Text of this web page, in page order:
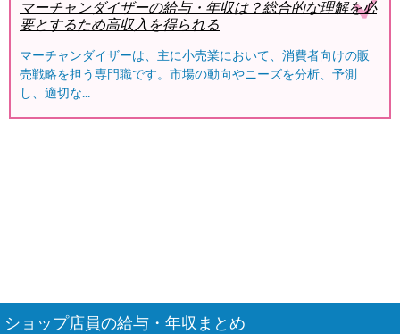
マーチャンダイザーの給与・年収は？総合的な理解を必
要とするため高収入を得られる
マーチャンダイザーは、主に小売業において、消費者向けの販
売戦略を担う専門職です。市場の動向やニーズを分析、予測
し、適切な...
ショップ店員の給与・年収まとめ